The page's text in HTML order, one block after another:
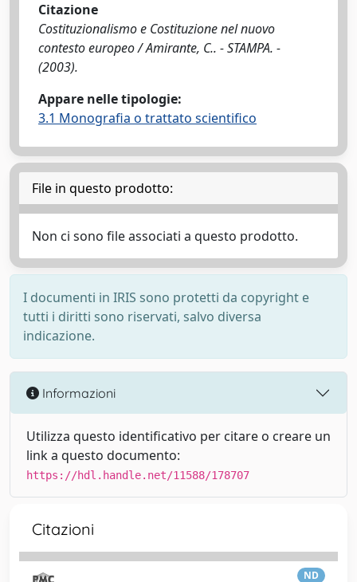
Citazione
Costituzionalismo e Costituzione nel nuovo
contesto europeo / Amirante, C.. - STAMPA. -
(2003).
Appare nelle tipologie:
3.1 Monografia o trattato scientifico
File in questo prodotto:
Non ci sono file associati a questo prodotto.
I documenti in IRIS sono protetti da copyright e
tutti i diritti sono riservati, salvo diversa
indicazione.
Informazioni
Utilizza questo identificativo per citare o creare un
link a questo documento:
https://hdl.handle.net/11588/178707
Citazioni
ND